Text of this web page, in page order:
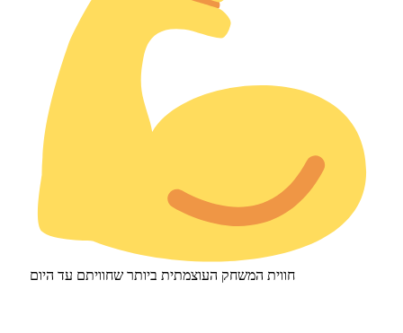
חווית המשחק העוצמתית ביותר שחוויתם עד היום